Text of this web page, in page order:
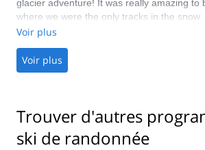
glacier adventure! It was really amazing to
where we were the only tracks in the
planning a trip that was beautiful and at the
backcountry skills. I would definitely book
back!
Voir plus
Voir plus
Trouver d'autres
ski de randonnée